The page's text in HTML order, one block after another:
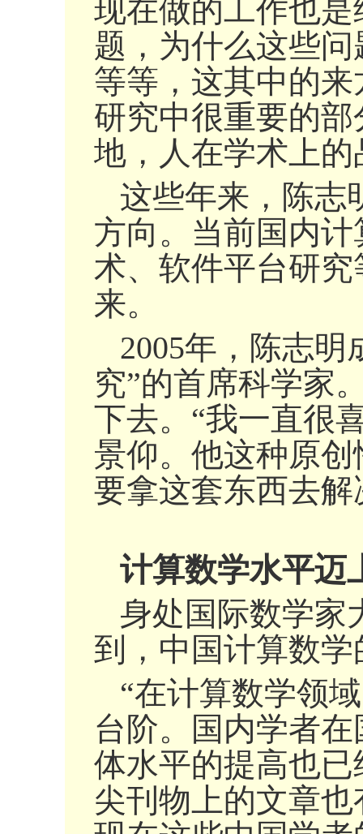
现在做的工作也
题，为什么这些
等等，这其中的
研究中很重要的
地，人在学术上
这些年来，陈志
方向。当前国内
术、软件平台研
来。
2005年，陈志明
究”的首席科学家
下去。“我一直很
景仰。他这种原
要拿这套东西去
计算数学水平迈
身处国际数学家
到，中国计算数
“在计算数学领
台阶。国内学者
体水平的提高也
尖刊物上的文章